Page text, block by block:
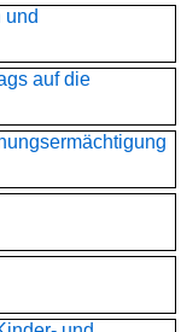
und
auf die